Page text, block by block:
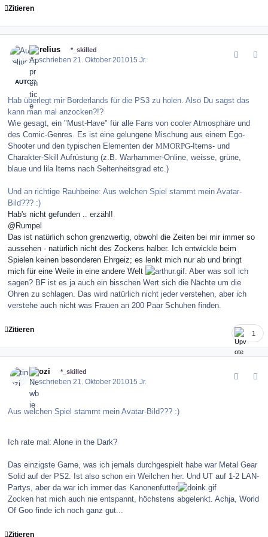
Zitieren
Aurelius *_skilled
Geschrieben21. Oktober 201015 Jr.
AUTOR
Hab überlegt mir Borderlands für die PS3 zu holen. Also Du sagst das
kann man mal anzocken?!?
Wie gesagt, ein "Must-Have" für alle Fans von cooler Atmosphäre und
des Comic-Genres. Es ist eine gelungene Mischung aus einem Ego-
Shooter und den typischen Elementen der MMORPG-Items- und
Charakter-Skill Aufrüstung (z.B. Warhammer-Online, weisse, grüne,
blaue und lila Items nach Seltenheitsgrad etc.)
Und an richtige Rauhbeine: Aus welchen Spiel stammt mein Avatar-
Bild??? :)
Hab's nicht gefunden .. erzähl!
@Rumpel
Das ist natürlich schon grenzwertig, obwohl die Zeiten bei mir immer so
aussehen - natürlich nicht des Zockens halber. Ich entwickle beim
Spielen keinen besonderen Ehrgeiz; es lenkt mich nur ab und bringt
mich für eine Weile in eine andere Welt
. Aber was soll ich
sagen? BF ist es ja auch ein bisschen Wert sich die Nächte um die
Ohren zu schlagen. Das wird natürlich nicht jeder verstehen, aber ich
verstehe auch nicht was Frauen an 200 Paar Schuhen finden.
Zitieren 1
tinozi *_skilled
Geschrieben21. Oktober 201015 Jr.
Aus welchen Spiel stammt mein Avatar-Bild??? :)
Ich rate mal: Alone in the Dark?
Das einzigste Game, was ich jemals durchgespielt habe war Metal Gear
Solid auf der PS2. Ist also schon ein Weilchen her. Und UT auf 1-2 LAN-
Partys, aber da war ich immer das Kanonenfutter
Zocken hat mich auch nie entspannt, höchstens abgelenkt. Achja, World
Of Goo finde ich noch ganz gut...
Zitieren